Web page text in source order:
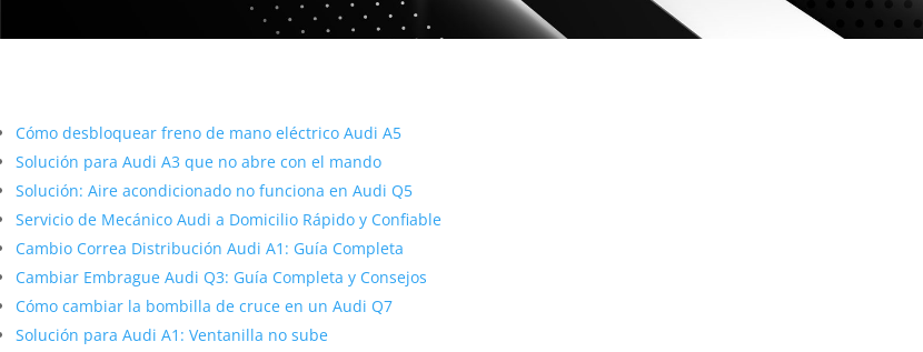
Cómo desbloquear freno de mano eléctrico Audi A5
Solución para Audi A3 que no abre con el mando
Solución: Aire acondicionado no funciona en Audi Q5
Servicio de Mecánico Audi a Domicilio Rápido y Confiable
Cambio Correa Distribución Audi A1: Guía Completa
Cambiar Embrague Audi Q3: Guía Completa y Consejos
Cómo cambiar la bombilla de cruce en un Audi Q7
Solución para Audi A1: Ventanilla no sube